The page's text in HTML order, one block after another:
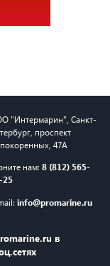
"Интермарин" Санкт-
, проспект
47А
нам: 8 (812) 565-
25
info@promarine.ru
в